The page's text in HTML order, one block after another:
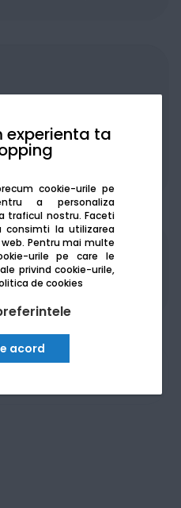
experienta ta
cookie-urile pe
a personaliza
traficul nostru. Faceti
la utilizarea
Pentru mai multe
urile pe care le
privind cookie-urile,
de cookies
acord
pe platforma de
SICAP